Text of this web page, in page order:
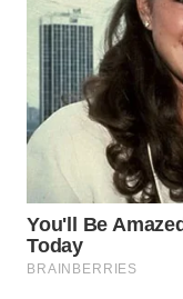
WN
TEBING
TINGGI
WN
KARAWANG